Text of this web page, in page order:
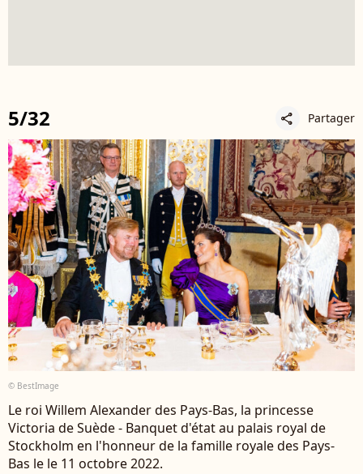
5/32 share Partager
© BestImage
Le roi Willem Alexander des Pays-Bas, la princesse
Victoria de Suède - Banquet d'état au palais royal de
Stockholm en l'honneur de la famille royale des Pays-
Bas le le 11 octobre 2022.